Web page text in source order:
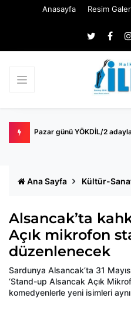
Anasayfa Resim
Pazar günü YÖKDİL/2
Ana Sayfa Kültür-
Alsancak’ta
Açık mikrofon
düzenlenecek
Sardunya Alsancak’ta 31
‘Stand-up Alsancak Açık
komedyenlerle yeni isimleri